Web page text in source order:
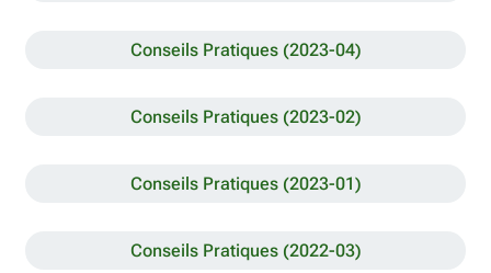
Conseils Pratiques (2023-04)
Conseils Pratiques (2023-02)
Conseils Pratiques (2023-01)
Conseils Pratiques (2022-03)